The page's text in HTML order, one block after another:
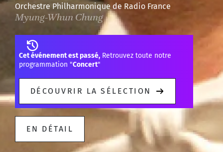
Orchestre Philharmonique de Radio France
Myung-Whun Chung
Cet événement est passé, Retrouvez toute notre
programmation "Concert"
DÉCOUVRIR LA SÉLECTION
EN DÉTAIL